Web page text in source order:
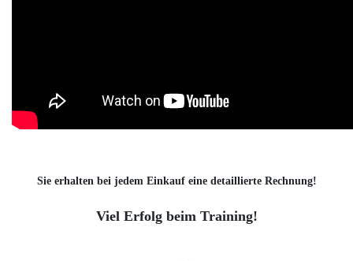
Sie erhalten bei jedem Einkauf eine detaillierte Rechnung!
Viel Erfolg beim Training!